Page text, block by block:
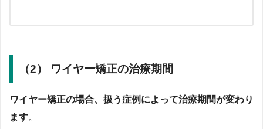
（2） ワイヤー矯正の治療期間
ワイヤー矯正の場合、扱う症例によって治療期間が変わり
ます。